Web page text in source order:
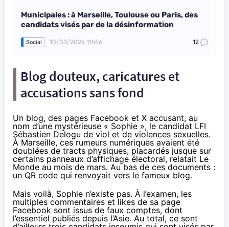
Municipales : à Marseille, Toulouse ou Paris, des
candidats visés par de la désinformation
Social 10/03/2026 11h56 12
Blog douteux, caricatures et
accusations sans fond
Un blog, des pages Facebook et X accusant, au
nom d’une mystérieuse « Sophie », le candidat LFI
Sébastien Delogu de viol et de violences sexuelles.
À Marseille, ces rumeurs numériques avaient été
doublées de tracts physiques, placardés jusque sur
certains panneaux d’affichage électoral, relatait Le
Monde au mois de mars. Au bas de ces documents :
un QR code qui renvoyait vers le fameux blog.
Mais voilà, Sophie n’existe pas. À l’examen, les
multiples commentaires et likes de sa page
Facebook sont issus de faux comptes, dont
l’essentiel publiés depuis l’Asie. Au total, ce sont